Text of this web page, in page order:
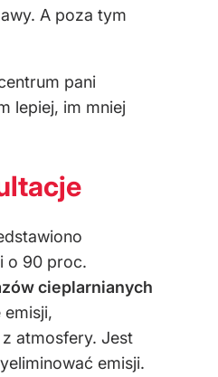
A poza tym
pani
lepiej, im mniej
o 90 proc.
cieplarnianych
emisji,
atmosfery. Jest
emisji.